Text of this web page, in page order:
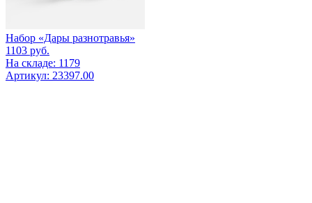
Набор «Дары разнотравья»
1103 руб.
На складе: 1179
Артикул: 23397.00